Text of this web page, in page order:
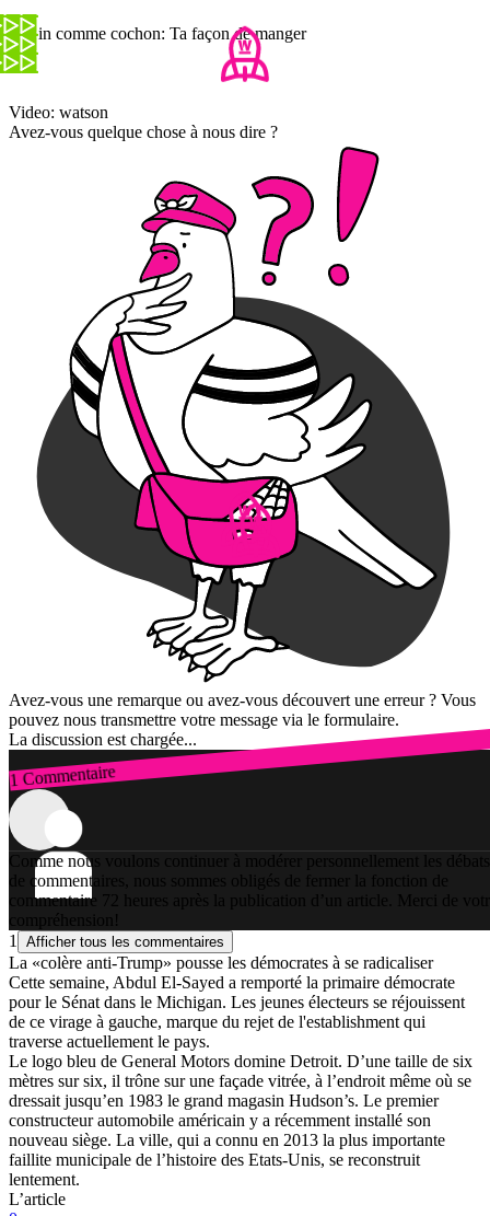
Copin comme cochon: Ta façon de manger
Video: watson
Avez-vous quelque chose à nous dire ?
Avez-vous une remarque ou avez-vous découvert une erreur ? Vous
pouvez nous transmettre votre message via le formulaire.
La discussion est chargée...
1 Commentaire
Connexion
Comme nous voulons continuer à modérer personnellement les débats
de commentaires, nous sommes obligés de fermer la fonction de
commentaire 72 heures après la publication d’un article. Merci de
compréhension!
1
Afficher tous les commentaires
La «colère anti-Trump» pousse les démocrates à se radicaliser
Cette semaine, Abdul El-Sayed a remporté la primaire démocrate
pour le Sénat dans le Michigan. Les jeunes électeurs se réjouissent
de ce virage à gauche, marque du rejet de l'establishment qui
traverse actuellement le pays.
Le logo bleu de General Motors domine Detroit. D’une taille de six
mètres sur six, il trône sur une façade vitrée, à l’endroit même où se
dressait jusqu’en 1983 le grand magasin Hudson’s. Le premier
constructeur automobile américain y a récemment installé son
nouveau siège. La ville, qui a connu en 2013 la plus importante
faillite municipale de l’histoire des Etats-Unis, se reconstruit
lentement.
L’article